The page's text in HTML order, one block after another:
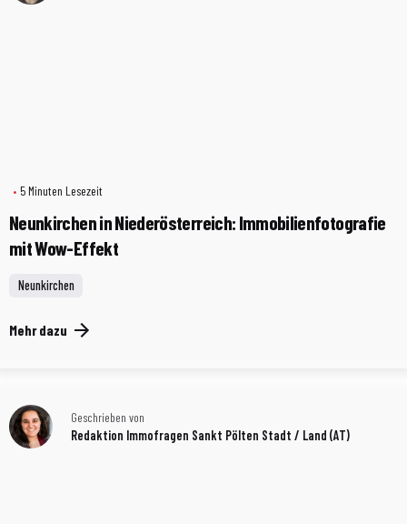
5 Minuten Lesezeit
Neunkirchen in Niederösterreich: Immobilienfotografie
mit Wow-Effekt
Neunkirchen
Mehr dazu
Geschrieben von
Redaktion Immofragen Sankt Pölten Stadt / Land (AT)